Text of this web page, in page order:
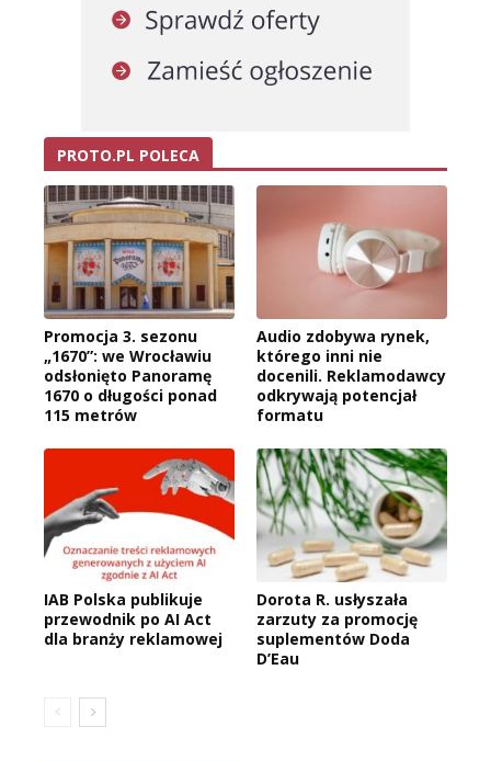
PROTO.PL POLECA
Promocja 3. sezonu
„1670”: we Wrocławiu
odsłonięto Panoramę
1670 o długości ponad
115 metrów
Audio zdobywa rynek,
którego inni nie
docenili. Reklamodawcy
odkrywają potencjał
formatu
IAB Polska publikuje
przewodnik po AI Act
dla branży reklamowej
Dorota R. usłyszała
zarzuty za promocję
suplementów Doda
D’Eau